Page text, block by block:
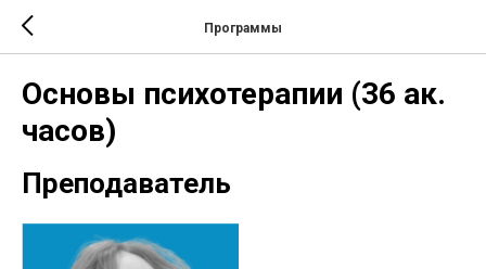
Программы
Основы психотерапии (36 ак.
часов)
Преподаватель